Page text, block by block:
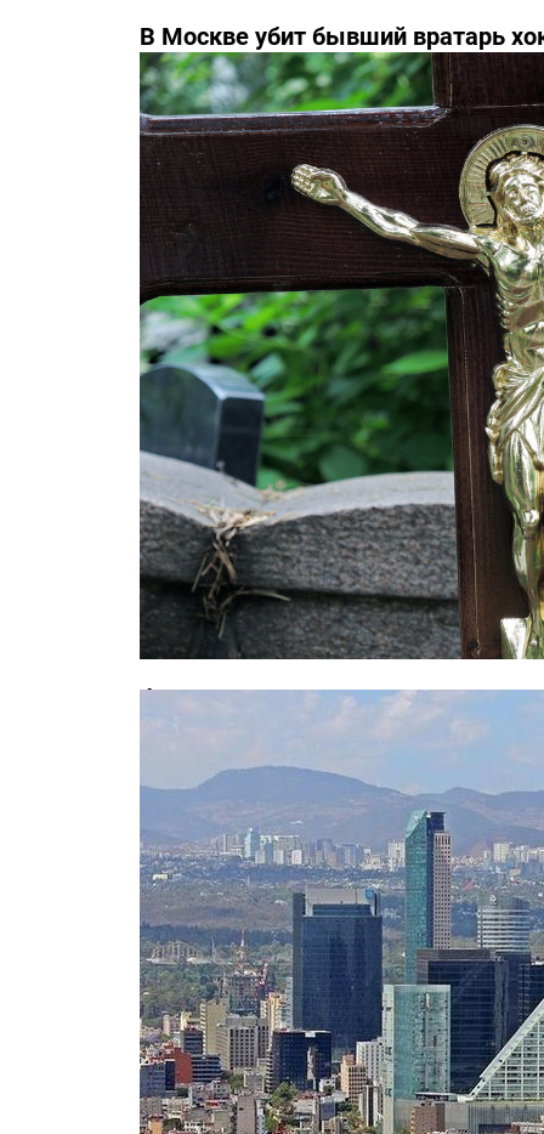
В Москве убит бывший вратарь
Третьяка
Фатальное совпадение: москвич